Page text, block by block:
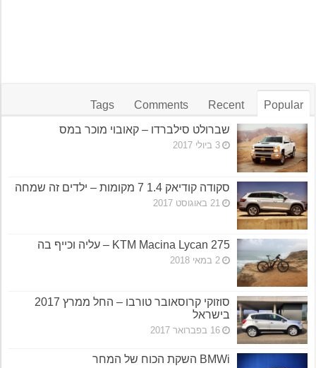
Popular
Recent
Comments
Tags
שברולט סילברדו – קאובוי מוכר במס
3 ביולי 2017
סקודה קודיאק 1.4 7 מקומות – ילדים זה שמחה
21 באוגוסט 2017
KTM Macina Lycan 275 – עליה וכייף בה
2 במאי 2018
סוזוקי קרוסאובר טורבו – החל ממרץ 2017
בישראל
16 בפברואר 2017
BMWi השקת הכוח של המחר